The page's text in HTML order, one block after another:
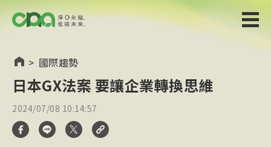
> 國際趨勢
日本GX法案 要讓企業轉換思維
2024/07/08 10:14:57